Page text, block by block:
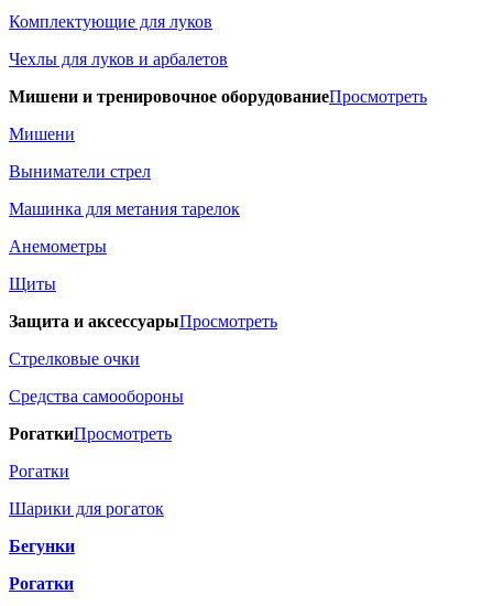
Комплектующие для луков
Чехлы для луков и арбалетов
Мишени и тренировочное оборудованиеПросмотреть
Мишени
Выниматели стрел
Машинка для метания тарелок
Анемометры
Щиты
Защита и аксессуарыПросмотреть
Стрелковые очки
Средства самообороны
РогаткиПросмотреть
Рогатки
Шарики для рогаток
Бегунки
Рогатки